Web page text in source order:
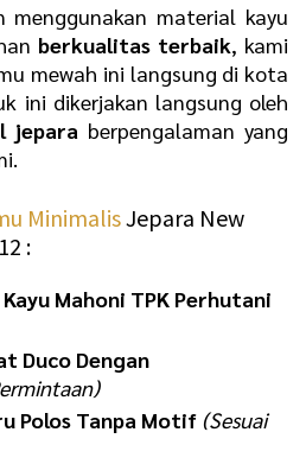
menggunakan material kayu
berkualitas terbaik, kami
mewah ini langsung di kota
ini dikerjakan langsung oleh
jepara berpengalaman yang
MinimalisJepara New
:
Kayu Mahoni TPK Perhutani
Duco Dengan
Polos Tanpa Motif (Sesuai